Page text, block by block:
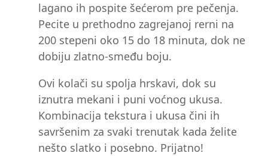
lagano ih pospite šećerom pre pečenja.
Pecite u prethodno zagrejanoj rerni na
200 stepeni oko 15 do 18 minuta, dok ne
dobiju zlatno-smeđu boju.
Ovi kolači su spolja hrskavi, dok su
iznutra mekani i puni voćnog ukusa.
Kombinacija tekstura i ukusa čini ih
savršenim za svaki trenutak kada želite
nešto slatko i posebno. Prijatno!